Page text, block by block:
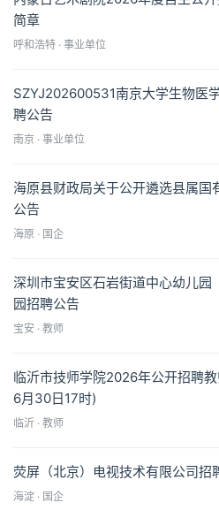
简章
呼和浩特 · 事业单位
SZYJ202600531南京大学生物医
聘公告
南京 · 事业单位
海原县财政局关于公开遴选县属国
公告
海原 · 国企
深圳市宝安区石岩街道中心幼儿园
园招聘公告
宝安 · 教师
临沂市技师学院2026年公开招聘
6月30日17时)
临沂 · 教师
荧屏（北京）电视技术有限公司招
海淀 · 国企